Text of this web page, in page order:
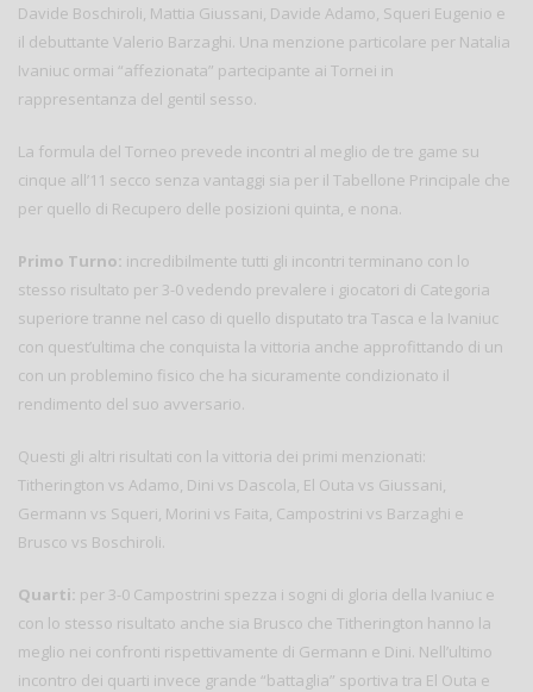
Davide Boschiroli, Mattia Giussani, Davide Adamo, Squeri Eugenio e
il debuttante Valerio Barzaghi. Una menzione particolare per Natalia
Ivaniuc ormai “affezionata” partecipante ai Tornei in
rappresentanza del gentil sesso.
La formula del Torneo prevede incontri al meglio de tre game su
cinque all’11 secco senza vantaggi sia per il Tabellone Principale che
per quello di Recupero delle posizioni quinta, e nona.
Primo Turno: incredibilmente tutti gli incontri terminano con lo
stesso risultato per 3-0 vedendo prevalere i giocatori di Categoria
superiore tranne nel caso di quello disputato tra Tasca e la Ivaniuc
con quest’ultima che conquista la vittoria anche approfittando di un
con un problemino fisico che ha sicuramente condizionato il
rendimento del suo avversario.
Questi gli altri risultati con la vittoria dei primi menzionati:
Titherington vs Adamo, Dini vs Dascola, El Outa vs Giussani,
Germann vs Squeri, Morini vs Faita, Campostrini vs Barzaghi e
Brusco vs Boschiroli.
Quarti: per 3-0 Campostrini spezza i sogni di gloria della Ivaniuc e
con lo stesso risultato anche sia Brusco che Titherington hanno la
meglio nei confronti rispettivamente di Germann e Dini. Nell’ultimo
incontro dei quarti invece grande “battaglia” sportiva tra El Outa e